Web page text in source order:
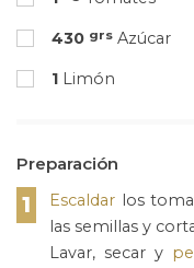
430 grs Azúcar
1 Limón
Preparación
1 Escaldar los
las semillas y
Lavar, secar y